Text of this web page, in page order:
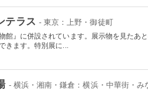
テラス - 東京：上野・御徒町
館』に併設されています。展示物を見たあ
きます。特別展に...
- 横浜・湘南・鎌倉：横浜・中華街・み